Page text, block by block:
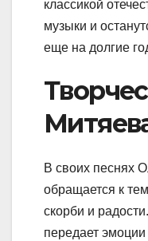
классикой
музыки и
еще на долгие
В своих песнях
обращается к
скорби и
передает эмоции